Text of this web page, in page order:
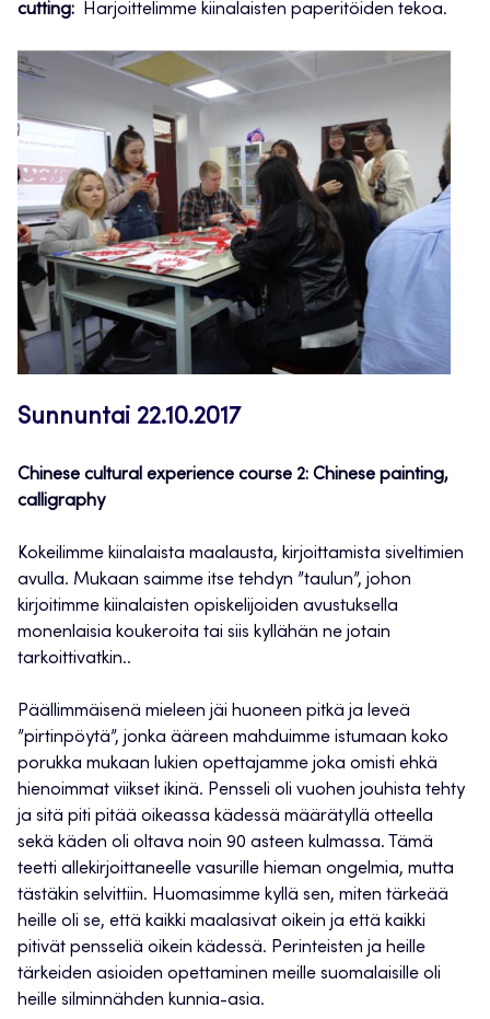
cutting: Harjoittelimme kiinalaisten paperitöiden tekoa.
Sunnuntai 22.10.2017
Chinese cultural experience course 2: Chinese painting,
calligraphy
Kokeilimme kiinalaista maalausta, kirjoittamista siveltimien
avulla. Mukaan saimme itse tehdyn ”taulun”, johon
kirjoitimme kiinalaisten opiskelijoiden avustuksella
monenlaisia koukeroita tai siis kyllähän ne jotain
tarkoittivatkin..
Päällimmäisenä mieleen jäi huoneen pitkä ja leveä
”pirtinpöytä”, jonka ääreen mahduimme istumaan koko
porukka mukaan lukien opettajamme joka omisti ehkä
hienoimmat viikset ikinä. Pensseli oli vuohen jouhista tehty
ja sitä piti pitää oikeassa kädessä määrätyllä otteella
sekä käden oli oltava noin 90 asteen kulmassa. Tämä
teetti allekirjoittaneelle vasurille hieman ongelmia, mutta
tästäkin selvittiin. Huomasimme kyllä sen, miten tärkeää
heille oli se, että kaikki maalasivat oikein ja että kaikki
pitivät pensseliä oikein kädessä. Perinteisten ja heille
tärkeiden asioiden opettaminen meille suomalaisille oli
heille silminnähden kunnia-asia.